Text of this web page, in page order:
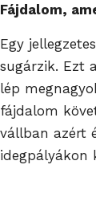
Fájdalom,
Egy
sugárzik. Ezt
lép
fájdalom
vállban azért
idegpályákon